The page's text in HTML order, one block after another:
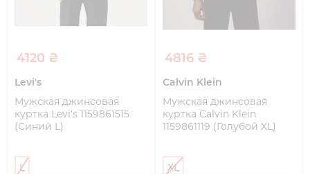
4120 ₴
Levi's
Мужская джинсовая
куртка Levi's 1159861515
(Синий L)
L
4816 ₴
Calvin Klein
Мужская джинсовая
куртка Calvin Klein
1159861119 (Голубой XL)
XL